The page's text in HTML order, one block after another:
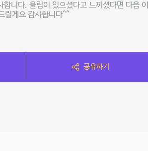
니다. 울림이 있으셨다고 느끼셨다면 다음 이
릴게요 감사합니다^^
공유하기